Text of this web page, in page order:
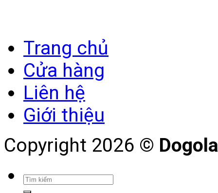
Trang chủ
Cửa hàng
Liên hệ
Giới thiệu
Copyright 2026 ©